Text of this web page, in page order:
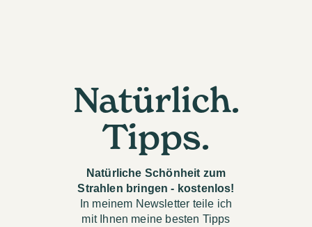
Natürlich.
Tipps.
Natürliche Schönheit zum
Strahlen bringen - kostenlos!
In meinem Newsletter teile ich
mit Ihnen meine besten Tipps